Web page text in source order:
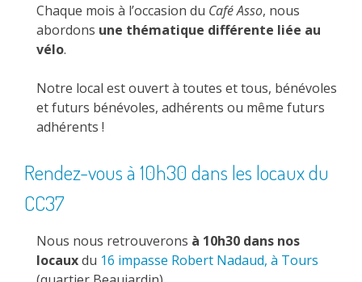
Chaque mois à l’occasion du Café Asso, nous
abordons une thématique différente liée au
vélo.
Notre local est ouvert à toutes et tous, bénévoles
et futurs bénévoles, adhérents ou même futurs
adhérents !
Rendez-vous à 10h30 dans les locaux du
CC37
Nous nous retrouverons à 10h30 dans nos
locauxdu 16 impasse Robert Nadaud, à Tours